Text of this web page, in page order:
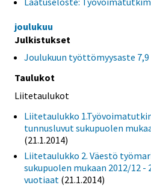
joulukuu
Julkistukset
Joulukuun työttömyysaste
Taulukot
Liitetaulukot
Liitetaulukko
tunnusluvut sukupuolen
(21.1.2014)
Liitetaulukko 2. Väestö
sukupuolen mukaan 2012/12 -
vuotiaat (21.1.2014)